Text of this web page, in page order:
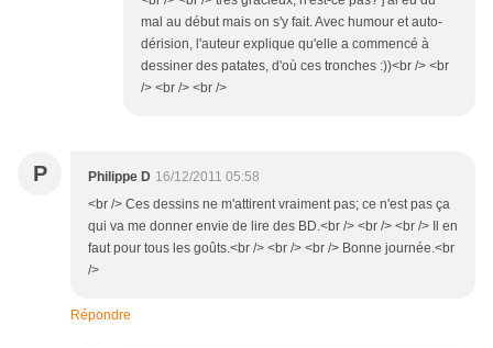
mal au début mais on s'y fait. Avec humour et auto-
dérision, l'auteur explique qu'elle a commencé à
dessiner des patates, d'où ces tronches :))<br /> <br
/> <br /> <br />
P Philippe D 16/12/2011 05:58
<br /> Ces dessins ne m'attirent vraiment pas; ce n'est pas ça
qui va me donner envie de lire des BD.<br /> <br /> <br /> Il en
faut pour tous les goûts.<br /> <br /> <br /> Bonne journée.<br
/>
Répondre